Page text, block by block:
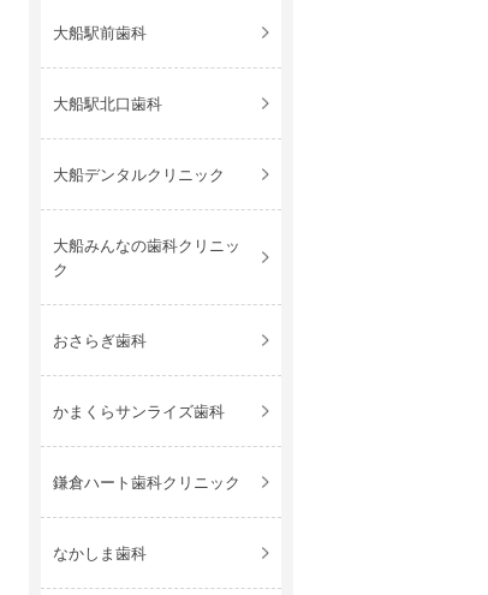
大船駅前歯科
大船駅北口歯科
大船デンタルクリニック
大船みんなの歯科クリニッ
ク
おさらぎ歯科
かまくらサンライズ歯科
鎌倉ハート歯科クリニック
なかしま歯科